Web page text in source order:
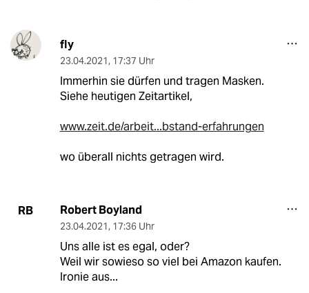
fly
23.04.2021, 17:37 Uhr
Immerhin sie dürfen und tragen Masken.
Siehe heutigen Zeitartikel,
www.zeit.de/arbeit...bstand-erfahrungen
wo überall nichts getragen wird.
RB Robert Boyland
23.04.2021, 17:36 Uhr
Uns alle ist es egal, oder?
Weil wir sowieso so viel bei Amazon kaufen.
Ironie aus...